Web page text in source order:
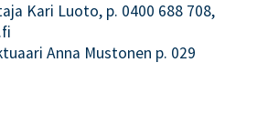
Kari Luoto, p. 0400 688 708,
Anna Mustonen p. 029